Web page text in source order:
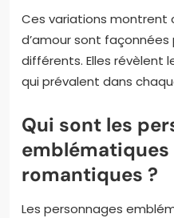
Ces variations montrent
d’amour sont
différents. Elles révèlent
qui prévalent dans
Qui sont les
emblématiques
romantiques ?
Les personnages